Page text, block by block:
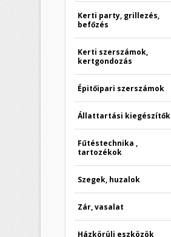
Kerti party, grillezés,
befőzés
Kerti szerszámok,
kertgondozás
Épitőipari szerszámok
Állattartási kiegészítők
Fűtéstechnika ,
tartozékok
Szegek, huzalok
Zár, vasalat
Házkörüli eszközök